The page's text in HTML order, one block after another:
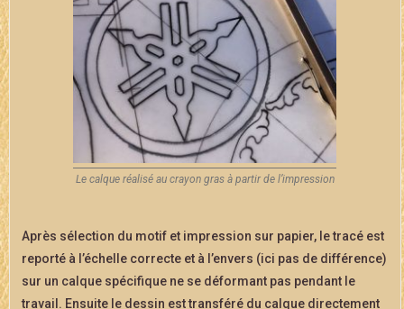
Le calque réalisé au crayon gras à partir de l’impression
Après sélection du motif et impression sur papier, le tracé est
reporté à l’échelle correcte et à l’envers (ici pas de différence)
sur un calque spécifique ne se déformant pas pendant le
travail. Ensuite le dessin est transféré du calque directement